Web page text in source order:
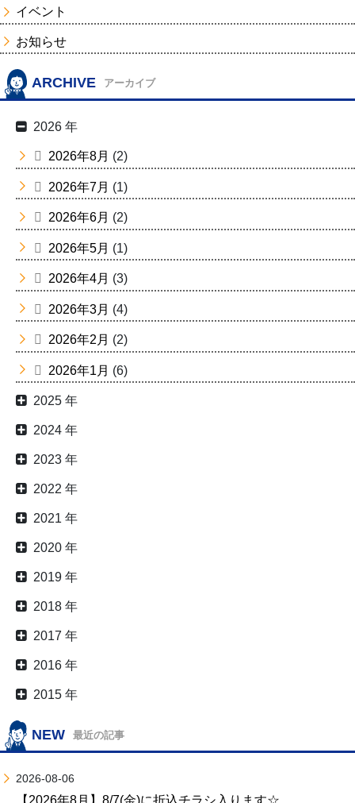
イベント
お知らせ
ARCHIVE アーカイブ
2026 年
2026年8月 (2)
2026年7月 (1)
2026年6月 (2)
2026年5月 (1)
2026年4月 (3)
2026年3月 (4)
2026年2月 (2)
2026年1月 (6)
2025 年
2024 年
2023 年
2022 年
2021 年
2020 年
2019 年
2018 年
2017 年
2016 年
2015 年
NEW 最近の記事
2026-08-06
【2026年8月】8/7(金)に折込チラシ入ります☆